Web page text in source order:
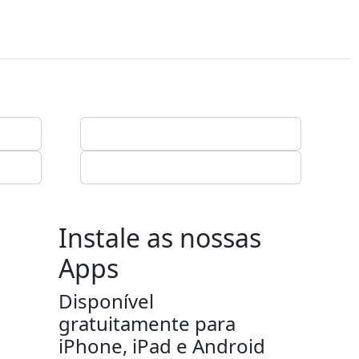
Instale as nossas
Apps
Disponível
gratuitamente para
iPhone, iPad e Android